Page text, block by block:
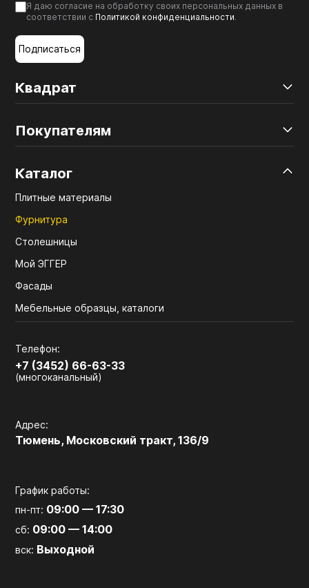
Квадрат
Покупателям
Каталог
Плитные материалы
Фурнитура
Столешницы
Мой ЭГГЕР
Фасады
Мебельные образцы, каталоги
Телефон:
+7 (3452) 66-63-33
(многоканальный)
Адрес:
Тюмень, Московский тракт, 136/9
График работы:
пн-пт: 09:00 — 17:30
сб: 09:00 — 14:00
вск: Выходной
Я даю согласие на обработку своих персональных данных в
соответствии с Политикой конфиденциальности.
Подписаться